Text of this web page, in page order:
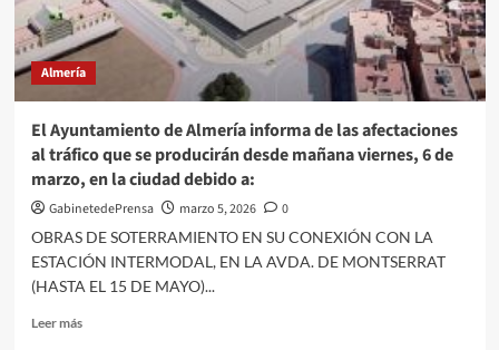
sobre
el
uso
seguro
de
los
patinetes
eléctricos
Almería
El Ayuntamiento de Almería informa de las afectaciones
al tráfico que se producirán desde mañana viernes, 6 de
marzo, en la ciudad debido a:
GabinetedePrensa marzo 5, 2026
0
OBRAS DE SOTERRAMIENTO EN SU CONEXIÓN CON LA
ESTACIÓN INTERMODAL, EN LA AVDA. DE MONTSERRAT
(HASTA EL 15 DE MAYO)...
Leer másLeer